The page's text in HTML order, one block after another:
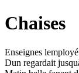
Chaises
Enseignes
Dun regardait